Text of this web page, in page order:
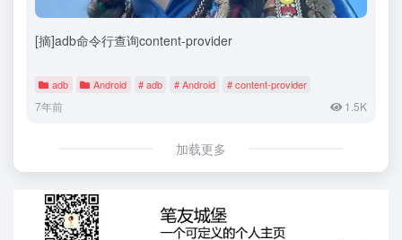
[摘]adb命令行查询content-provider
adb Android # adb # Android # content-provider
7年前 1.5K
加载更多